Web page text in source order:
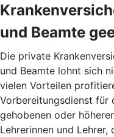
und Beamte
Die private
und Beamte lohnt sich
vielen Vorteilen
Vorbereitungsdienst für
gehobenen oder
Lehrerinnen und